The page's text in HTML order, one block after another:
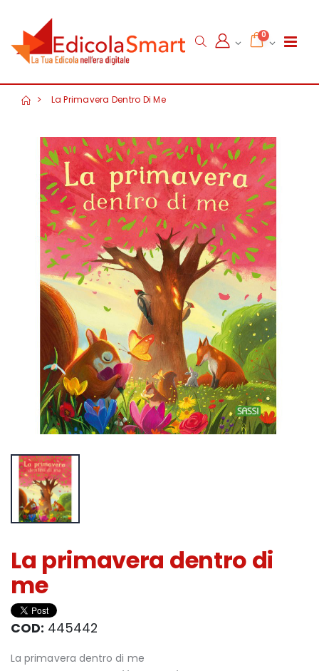
0
La Primavera Dentro Di Me
La primavera dentro di
me
COD: 445442
La primavera dentro di me